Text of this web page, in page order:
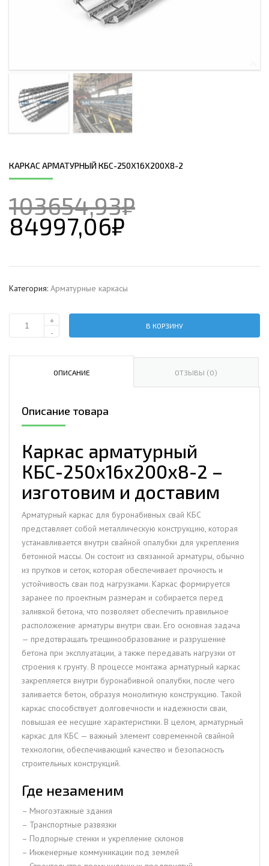
КАРКАС АРМАТУРНЫЙ КБС-250Х16Х200Х8-2
103654,93₽
84997,06₽
Категория: Арматурные каркасы
Количество
арматурный
КБС-250х16х200х8-
+
-
В КОРЗИНУ
ОПИСАНИЕ ОТЗЫВЫ (0)
Описание товара
Каркас арматурный
КБС-250х16х200х8-2 –
изготовим и доставим
Арматурный каркас для буронабивных свай КБС
представляет собой металлическую конструкцию, которая
устанавливается внутри свайной опалубки для укрепления
бетонной массы. Он состоит из связанной арматуры, обычно
из прутков и сеток, которая обеспечивает прочность и
устойчивость сваи под нагрузками. Каркас формируется
заранее по проектным размерам и собирается перед
заливкой бетона, что позволяет обеспечить правильное
расположение арматуры внутри сваи. Его основная задача
— предотвращать трещинообразование и разрушение
бетона при эксплуатации, а также передавать нагрузки от
строения к грунту. В процессе монтажа арматурный каркас
закрепляется внутри буронабивной опалубки, после чего
заливается бетон, образуя монолитную конструкцию. Такой
каркас способствует долговечности и надежности сваи,
повышая ее несущие характеристики. В целом, арматурный
каркас для КБС — важный элемент современной свайной
технологии, обеспечивающий качество и безопасность
строительных конструкций.
Где незаменим
– Многоэтажные здания
– Транспортные развязки
– Подпорные стенки и укрепление склонов
– Инженерные коммуникации под землей